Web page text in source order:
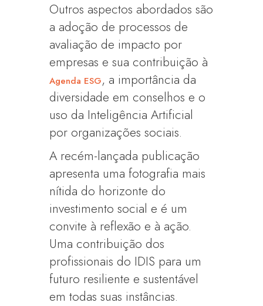
Outros aspectos abordados são
a adoção de processos de
avaliação de impacto por
empresas e sua contribuição à
Agenda ESG, a importância da
diversidade em conselhos e o
uso da Inteligência Artificial
por organizações sociais.
A recém-lançada publicação
apresenta uma fotografia mais
nítida do horizonte do
investimento social e é um
convite à reflexão e à ação.
Uma contribuição dos
profissionais do IDIS para um
futuro resiliente e sustentável
em todas suas instâncias.